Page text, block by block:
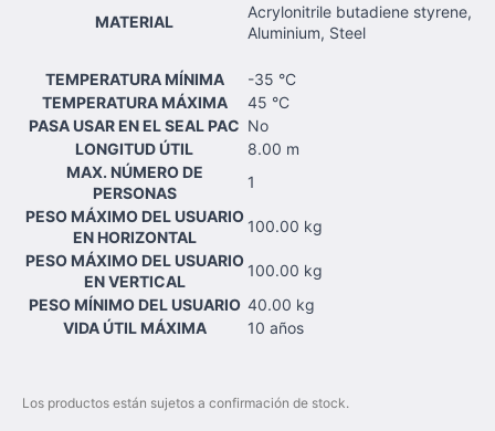
MATERIAL
Acrylonitrile butadiene styrene,
Aluminium, Steel
TEMPERATURA MÍNIMA
-35 °C
TEMPERATURA MÁXIMA
45 °C
PASA USAR EN EL SEAL PAC No
LONGITUD ÚTIL
8.00 m
MAX. NÚMERO DE
PERSONAS
1
PESO MÁXIMO DEL USUARIO
EN HORIZONTAL
100.00 kg
PESO MÁXIMO DEL USUARIO
EN VERTICAL
100.00 kg
PESO MÍNIMO DEL USUARIO 40.00 kg
VIDA ÚTIL MÁXIMA
10 años
Los productos están sujetos a confirmación de stock.